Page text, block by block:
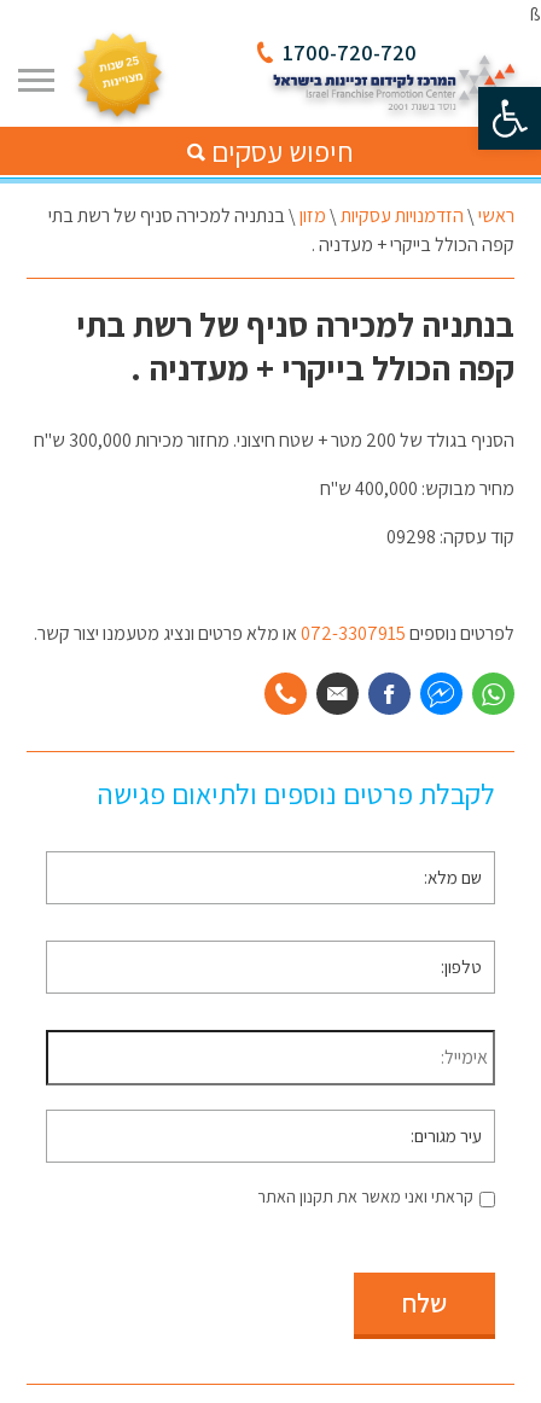
פתח סרגל נגישות
ß
1700-720-720
חיפוש עסקים
ראשי\הזדמנויות עסקיות\מזון\בנתניה למכירה סניף של רשת בתי
קפה הכולל בייקרי + מעדניה .
בנתניה למכירה סניף של רשת בתי
קפה הכולל בייקרי + מעדניה .
הסניף בגולד של 200 מטר + שטח חיצוני. מחזור מכירות 300,000 ש"ח
מחיר מבוקש: 400,000 ש"ח
קוד עסקה: 09298
לפרטים נוספים072-3307915או מלא פרטים ונציג מטעמנו יצור קשר.
לקבלת פרטים נוספים ולתיאום פגישה
שם
מלא *
טלפון *
דוא״ל *
עיר
מגורים
קראתי ואני מאשר את תקנון האתר
שלח